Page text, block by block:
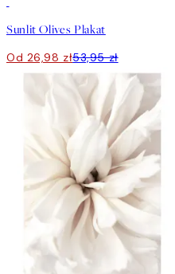
Sunlit Olives Plakat
Od 26,98 zł53,95 zł